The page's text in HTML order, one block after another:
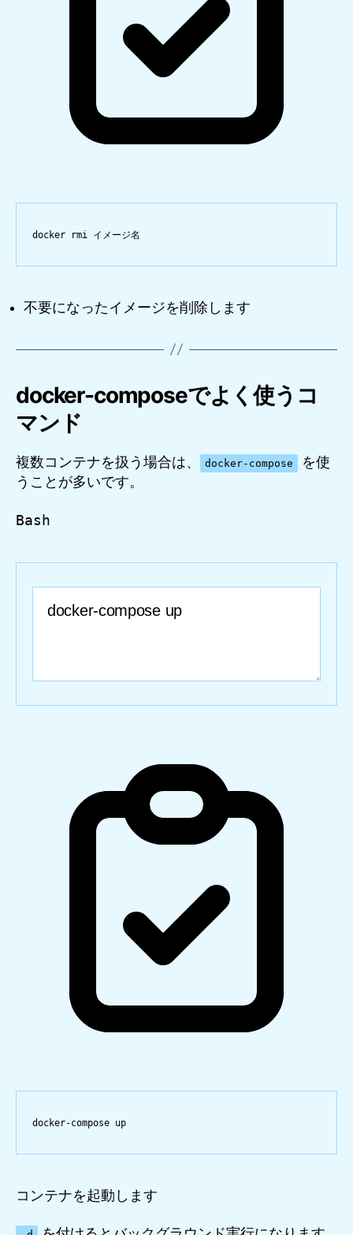
docker rmi イメージ名
不要になったイメージを削除します
docker-composeでよく使うコ
マンド
複数コンテナを扱う場合は、 docker-compose
を使
うことが多いです。
Bash
docker-compose up
コンテナを起動します